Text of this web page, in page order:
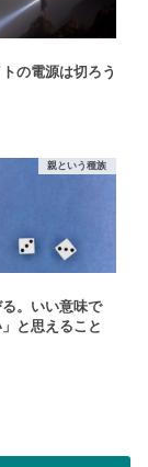
の電源は切ろう
親という種族
。いい意味で
」と思えること